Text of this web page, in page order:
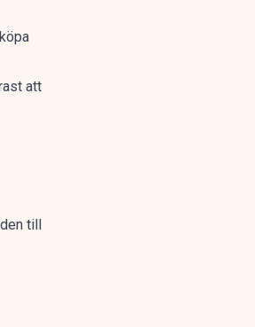
att
till